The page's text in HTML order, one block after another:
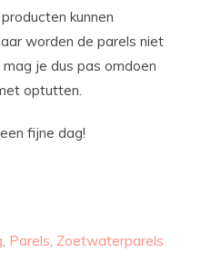
kunnen
worden de parels niet
je dus pas omdoen
optutten.
fijne dag!
, Parels, Zoetwaterparels